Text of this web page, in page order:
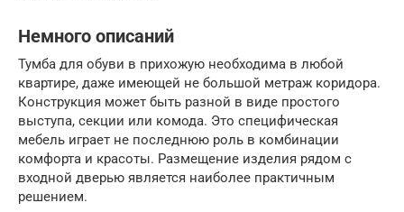
Немного описаний
Тумба для обуви в прихожую необходима в любой
квартире, даже имеющей не большой метраж коридора.
Конструкция может быть разной в виде простого
выступа, секции или комода. Это специфическая
мебель играет не последнюю роль в комбинации
комфорта и красоты. Размещение изделия рядом с
входной дверью является наиболее практичным
решением.